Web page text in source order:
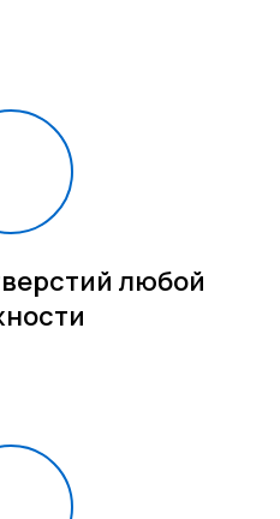
любой